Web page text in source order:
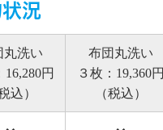
況
丸洗い
16,280円
込）
布団丸洗い
３枚：19,360円
（税込）